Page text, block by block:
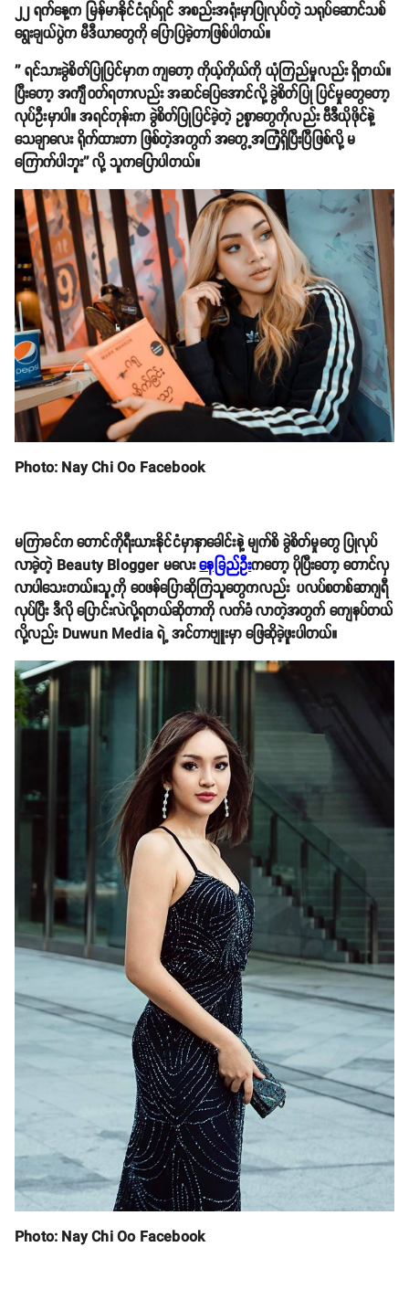
၂၂ ရက်နေ့က မြန်မာနိုင်ငံရုပ်ရှင် အစည်းအရုံးမှာပြုလုပ်တဲ့ သရုပ်ဆောင်သစ်
ရွေးချယ်ပွဲက မီဒီယာတွေကို ပြောပြခဲ့တာဖြစ်ပါတယ်။
'' ရင်သားခွဲစိတ်ပြုပြင်မှာက ကျတော့ ကိုယ့်ကိုယ်ကို ယုံကြည်မှုလည်း ရှိတယ်။
ပြီးတော့ အင်္ကျီဝတ်ရတာလည်း အဆင်ပြေအောင်လို့ ခွဲစိတ်ပြု ပြင်မှုတွေတော့
လုပ်ဦးမှာပါ။ အရင်တုန်းက ခွဲစိတ်ပြုပြင်ခဲ့တဲ့ ဥစ္စာတွေကိုလည်း ဗီဒီယိုဖိုင်နဲ့
သေချာလေး ရိုက်ထားတာ ဖြစ်တဲ့အတွက် အတွေ့အကြုံရှိပြီးပြီဖြစ်လို့ မ
ကြောက်ပါဘူး'' လို့ သူကပြောပါတယ်။
Photo: Nay Chi Oo Facebook
မကြာခင်က တောင်ကိုရီးယားနိုင်ငံမှာနှာခေါင်းနဲ့ မျက်စိ ခွဲစိတ်မှုတွေ ပြုလုပ်
လာခဲ့တဲ့ Beauty Blogger မလေးနေခြည်ဦးကတော့ ပိုပြီးတော့ တောင်လှ
လာပါသေးတယ်။သူ့ကို ဝေဖန်ပြောဆိုကြသူတွေကလည်း ပလပ်စတစ်ဆာဂျရီ
လုပ်ပြီး ဒီလို ပြောင်းလဲလို့ရတယ်ဆိုတာကို လက်ခံ လာတဲ့အတွက် ကျေနပ်တယ်
လို့လည်း Duwun Media ရဲ့ အင်တာဗျူးမှာ ဖြေဆိုခဲ့ဖူးပါတယ်။
Photo: Nay Chi Oo Facebook